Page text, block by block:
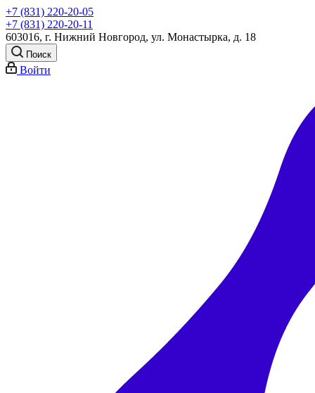
+7 (831) 220-20-05
+7 (831) 220-20-11
603016, г. Нижний Новгород, ул. Монастырка, д. 18
Поиск
Войти